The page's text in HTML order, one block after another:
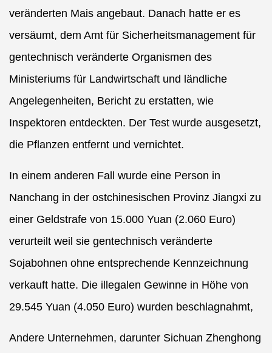
veränderten Mais angebaut. Danach hatte er es
versäumt, dem Amt für Sicherheitsmanagement für
gentechnisch veränderte Organismen des
Ministeriums für Landwirtschaft und ländliche
Angelegenheiten, Bericht zu erstatten, wie
Inspektoren entdeckten. Der Test wurde ausgesetzt,
die Pflanzen entfernt und vernichtet.
In einem anderen Fall wurde eine Person in
Nanchang in der ostchinesischen Provinz Jiangxi zu
einer Geldstrafe von 15.000 Yuan (2.060 Euro)
verurteilt weil sie gentechnisch veränderte
Sojabohnen ohne entsprechende Kennzeichnung
verkauft hatte. Die illegalen Gewinne in Höhe von
29.545 Yuan (4.050 Euro) wurden beschlagnahmt,
Andere Unternehmen, darunter Sichuan Zhenghong